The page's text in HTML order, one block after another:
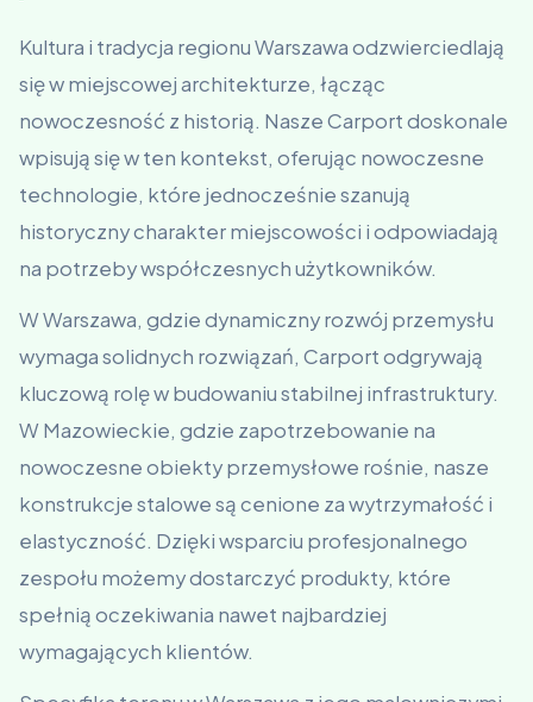
Kultura i tradycja regionu Warszawa odzwierciedlają
się w miejscowej architekturze, łącząc
nowoczesność z historią. Nasze Carport doskonale
wpisują się w ten kontekst, oferując nowoczesne
technologie, które jednocześnie szanują
historyczny charakter miejscowości i odpowiadają
na potrzeby współczesnych użytkowników.
W Warszawa, gdzie dynamiczny rozwój przemysłu
wymaga solidnych rozwiązań, Carport odgrywają
kluczową rolę w budowaniu stabilnej infrastruktury.
W Mazowieckie, gdzie zapotrzebowanie na
nowoczesne obiekty przemysłowe rośnie, nasze
konstrukcje stalowe są cenione za wytrzymałość i
elastyczność. Dzięki wsparciu profesjonalnego
zespołu możemy dostarczyć produkty, które
spełnią oczekiwania nawet najbardziej
wymagających klientów.